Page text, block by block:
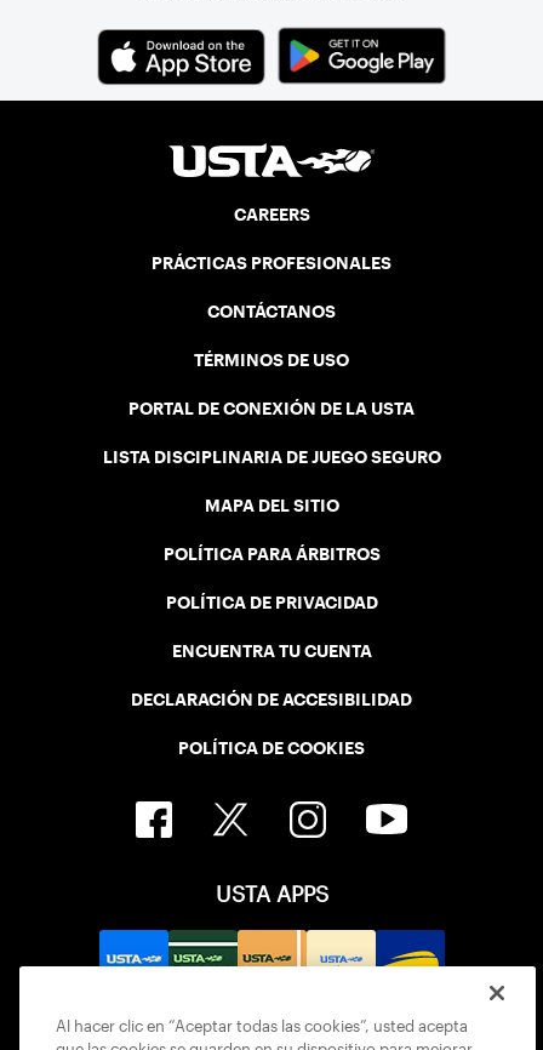
CAREERS
PRÁCTICAS PROFESIONALES
CONTÁCTANOS
TÉRMINOS DE USO
PORTAL DE CONEXIÓN DE LA USTA
LISTA DISCIPLINARIA DE JUEGO SEGURO
MAPA DEL SITIO
POLÍTICA PARA ÁRBITROS
POLÍTICA DE PRIVACIDAD
ENCUENTRA TU CUENTA
DECLARACIÓN DE ACCESIBILIDAD
POLÍTICA DE COOKIES
USTA APPS
Al hacer clic en “Aceptar todas las cookies”, usted acepta